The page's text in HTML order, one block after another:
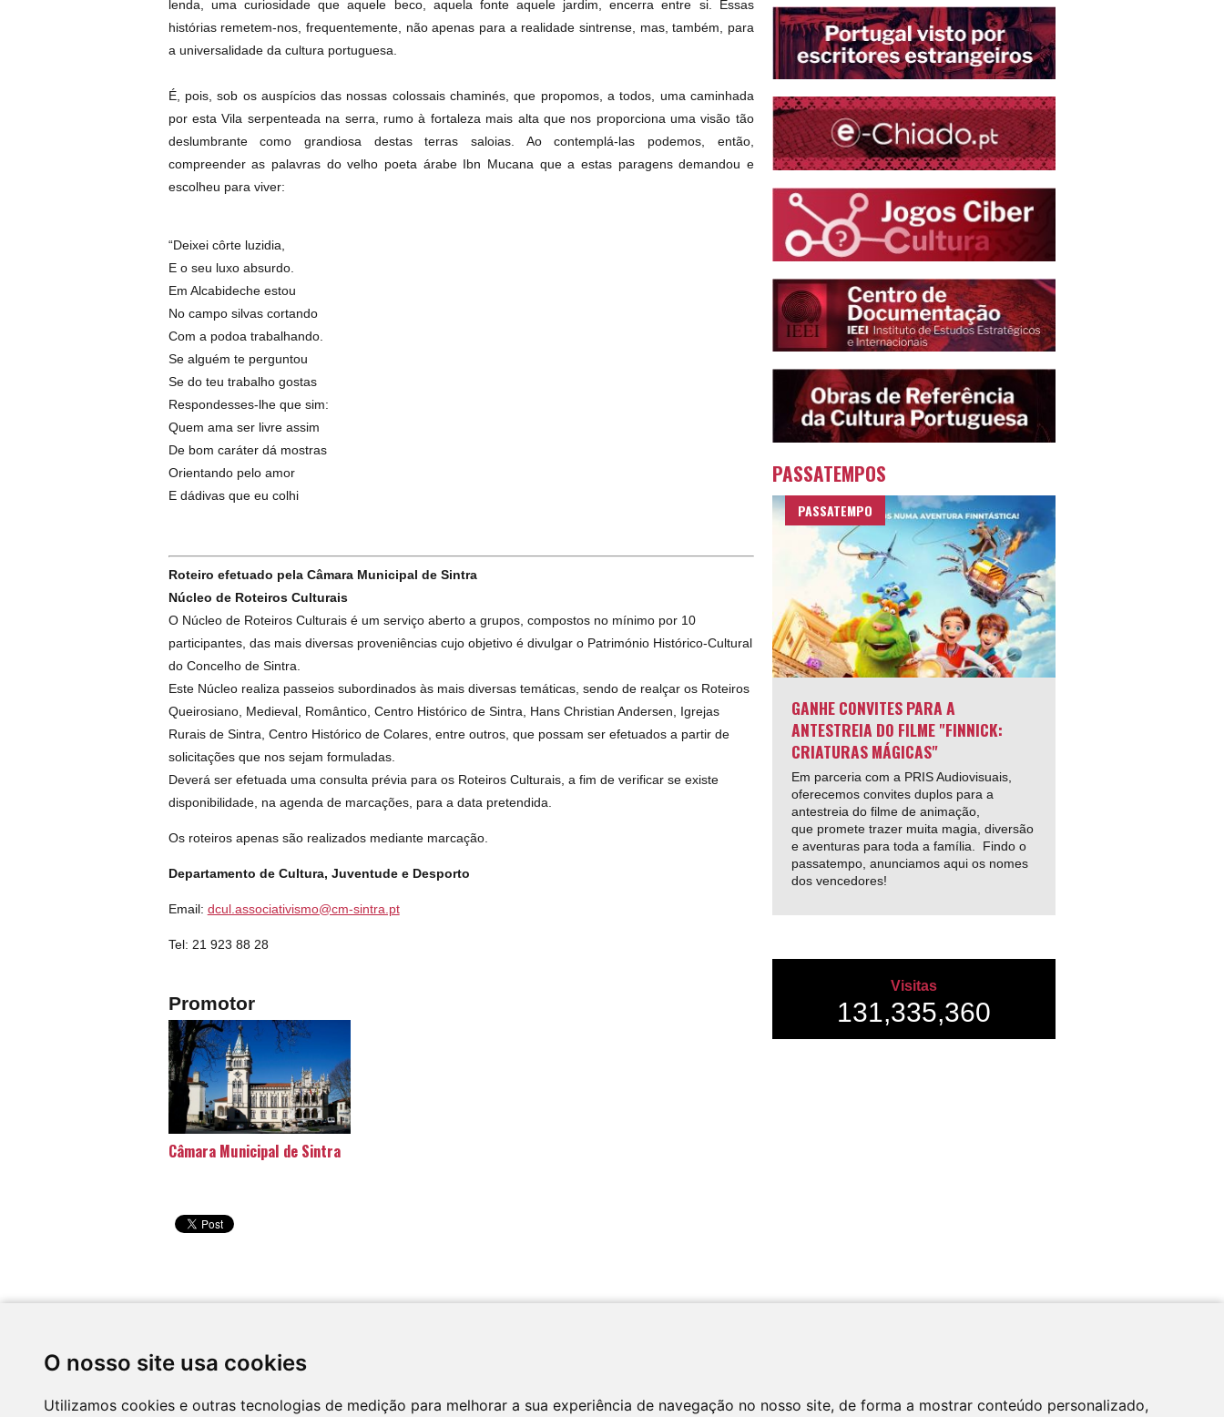
O nosso site usa cookies
Utilizamos cookies e outras tecnologias de medição para melhorar a sua experiência de navegação no nosso site, de forma a mostrar conteúdo personalizado,
lenda, uma curiosidade que aquele beco, aquela fonte aquele jardim, encerra entre si. Essas
histórias remetem-nos, frequentemente, não apenas para a realidade sintrense, mas, também, para
a universalidade da cultura portuguesa.
É, pois, sob os auspícios das nossas colossais chaminés, que propomos, a todos, uma caminhada
por esta Vila serpenteada na serra, rumo à fortaleza mais alta que nos proporciona uma visão tão
deslumbrante como grandiosa destas terras saloias. Ao contemplá-las podemos, então,
compreender as palavras do velho poeta árabe Ibn Mucana que a estas paragens demandou e
escolheu para viver:
“Deixei côrte luzidia,
E o seu luxo absurdo.
Em Alcabideche estou
No campo silvas cortando
Com a podoa trabalhando.
Se alguém te perguntou
Se do teu trabalho gostas
Respondesses-lhe que sim:
Quem ama ser livre assim
De bom caráter dá mostras
Orientando pelo amor
E dádivas que eu colhi
Roteiro efetuado pela Câmara Municipal de Sintra
Núcleo de Roteiros Culturais
O Núcleo de Roteiros Culturais é um serviço aberto a grupos, compostos no mínimo por 10
participantes, das mais diversas proveniências cujo objetivo é divulgar o Património Histórico-Cultural
do Concelho de Sintra.
Este Núcleo realiza passeios subordinados às mais diversas temáticas, sendo de realçar os Roteiros
Queirosiano, Medieval, Romântico, Centro Histórico de Sintra, Hans Christian Andersen, Igrejas
Rurais de Sintra, Centro Histórico de Colares, entre outros, que possam ser efetuados a partir de
solicitações que nos sejam formuladas.
Deverá ser efetuada uma consulta prévia para os Roteiros Culturais, a fim de verificar se existe
disponibilidade, na agenda de marcações, para a data pretendida.
Os roteiros apenas são realizados mediante marcação.
Departamento de Cultura, Juventude e Desporto
Email: dcul.associativismo@cm-sintra.pt
Tel: 21 923 88 28
Promotor
Câmara Municipal de Sintra
PASSATEMPOS
PASSATEMPO
GANHE CONVITES PARA A
ANTESTREIA DO FILME "FINNICK:
CRIATURAS MÁGICAS"
Em parceria com a PRIS Audiovisuais,
oferecemos convites duplos para a
antestreia do filme de animação,
que promete trazer muita magia, diversão
e aventuras para toda a família. Findo o
passatempo, anunciamos aqui os nomes
dos vencedores!
Visitas
131,335,360